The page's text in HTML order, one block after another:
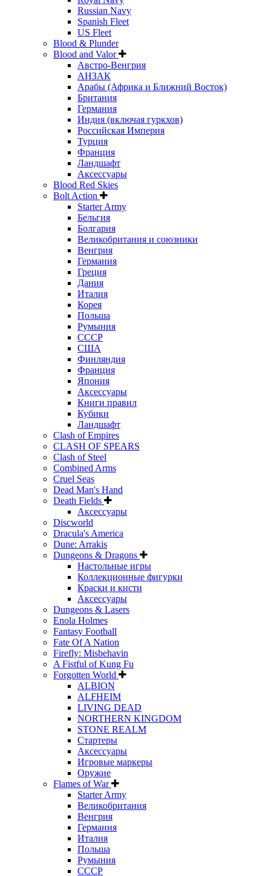
Russian Navy
Spanish Fleet
US Fleet
Blood & Plunder
Blood and Valor
Австро-Венгрия
АНЗАК
Арабы (Африка и Ближний Восток)
Британия
Германия
Индия (включая гуркхов)
Российская Империя
Турция
Франция
Ландшафт
Аксессуары
Blood Red Skies
Bolt Action
Starter Army
Бельгия
Болгария
Великобритания и союзники
Венгрия
Германия
Греция
Дания
Италия
Корея
Польша
Румыния
СССР
США
Финляндия
Франция
Япония
Аксессуары
Книги правил
Кубики
Ландшафт
Clash of Empires
CLASH OF SPEARS
Clash of Steel
Combined Arms
Cruel Seas
Dead Man's Hand
Death Fields
Аксессуары
Discworld
Dracula's America
Dune: Arrakis
Dungeons & Dragons
Настольные игры
Коллекционные фигурки
Краски и кисти
Аксессуары
Dungeons & Lasers
Enola Holmes
Fantasy Football
Fate Of A Nation
Firefly: Misbehavin
A Fistful of Kung Fu
Forgotten World
ALBION
ALFHEIM
LIVING DEAD
NORTHERN KINGDOM
STONE REALM
Стартеры
Аксессуары
Игровые маркеры
Оружие
Flames of War
Starter Army
Великобритания
Венгрия
Германия
Италия
Польша
Румыния
СССР